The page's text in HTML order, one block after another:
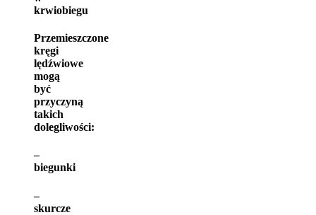
krwiobiegu
Przemieszczone
kręgi
lędźwiowe
mogą
być
przyczyną
takich
dolegliwości:
–
biegunki
–
skurcze